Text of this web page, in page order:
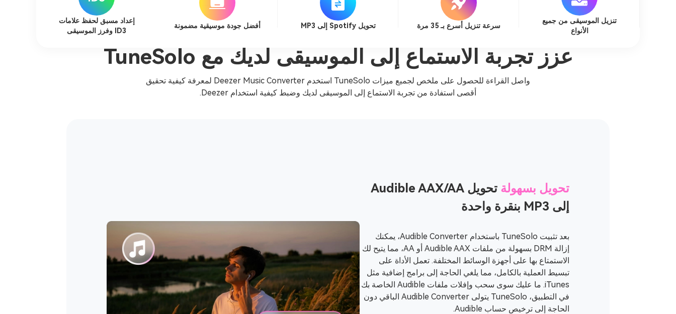
تنزيل الموسيقى من جميع
الأنواع
سرعة تنزيل أسرع بـ 35 مرة تحويل Spotify إلى MP3 أفضل جودة موسيقية مضمونة
إعداد مسبق لحفظ علامات
ID3 وفرز الموسيقى
عزز تجربة الاستماع إلى الموسيقى لديك مع TuneSolo
واصل القراءة للحصول على ملخص لجميع ميزات TuneSolo استخدم Deezer Music Converter لمعرفة كيفية تحقيق
أقصى استفادة من تجربة الاستماع إلى الموسيقى لديك وضبط كيفية استخدام Deezer.
تحويل بسهولة
تحويل Audible AAX/AA
إلى MP3 بنقرة واحدة
بعد تثبيت TuneSolo باستخدام Audible Converter، يمكنك
إزالة DRM بسهولة من ملفات Audible AAX أو AA، مما يتيح لك
الاستمتاع بها على أجهزة الوسائط المختلفة. تعمل الأداة على
تبسيط العملية بالكامل، مما يلغي الحاجة إلى برامج إضافية مثل
iTunes. ما عليك سوى سحب وإفلات ملفات Audible الخاصة بك
في التطبيق، TuneSolo يتولى Audible Converter الباقي دون
الحاجة إلى ترخيص حساب Audible.